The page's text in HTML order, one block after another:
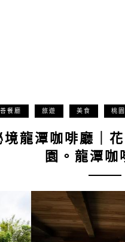
餐廳 旅遊 美食 桃
龍潭咖啡廳｜
園。龍潭咖